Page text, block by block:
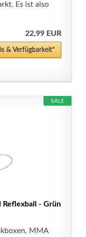
Es ist also
22,99 EUR
& Verfügbarkeit*
SALE
Reflexball - Grün
MMA